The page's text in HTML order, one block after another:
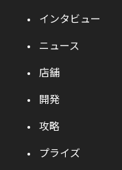
インタビュー
ニュース
店舗
開発
攻略
プライズ